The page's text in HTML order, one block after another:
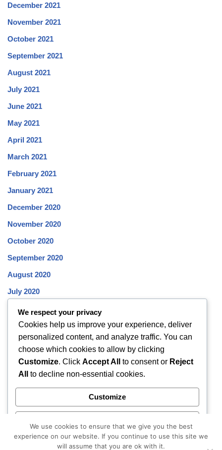
December 2021
November 2021
October 2021
September 2021
August 2021
July 2021
June 2021
May 2021
April 2021
March 2021
February 2021
January 2021
December 2020
November 2020
October 2020
September 2020
August 2020
July 2020
June 2020
May 2020
April 2020
March 2020
February 2020
December 2019
November 2019
October 2019
We respect your privacy
Cookies help us improve your experience, deliver
personalized content, and analyze traffic. You can
choose which cookies to allow by clicking
Customize. Click Accept All to consent or Reject
All
to decline non-essential cookies.
Customize
Accept All
We use cookies to ensure that we give you the best
experience on our website. If you continue to use this site we
will assume that you are ok with it.